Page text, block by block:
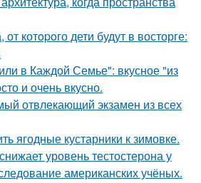
котopoго дети будут в восторге:
в Каждой Семье": вкусное "из
и очень вкусно.
отвлекающий экзамен из всех
ягодные кустарники к зимовке.
уровень тестостерона у
американских учёных.